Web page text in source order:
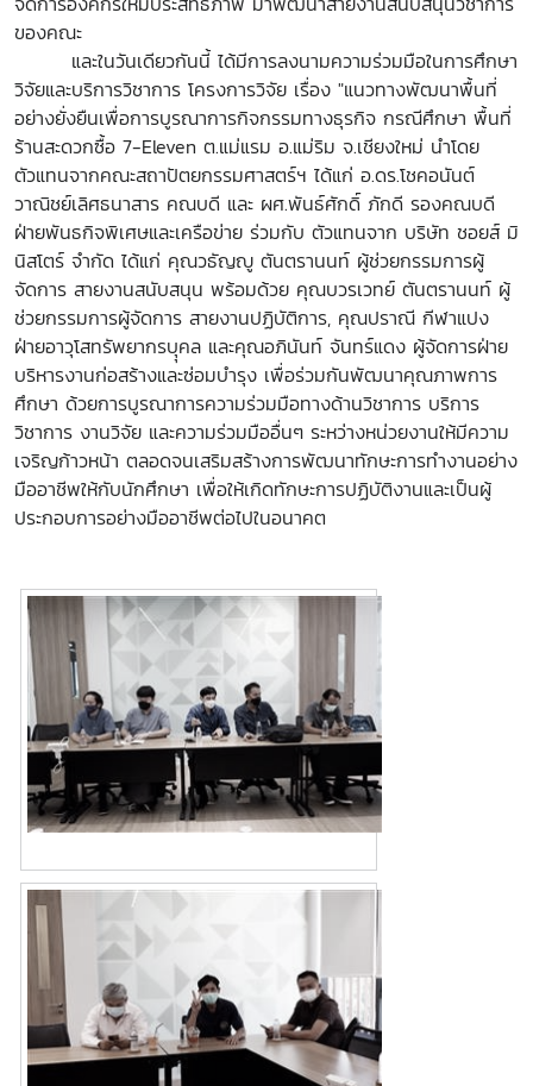
ของคณะ
และในวันเดียวกันนี้ ได้มีการลงนามความร่วมมือในการศึกษา
วิจัยและบริการวิชาการ โครงการวิจัย เรื่อง "แนวทางพัฒนาพื้นที่
อย่างยั่งยืนเพื่อการบูรณาการกิจกรรมทางธุรกิจ กรณีศึกษา พื้นที่
ร้านสะดวกซื้อ 7-Eleven ต.แม่แรม อ.แม่ริม จ.เชียงใหม่ นำโดย
ตัวแทนจากคณะสถาปัตยกรรมศาสตร์ฯ ได้แก่ อ.ดร.โชคอนันต์
วาณิชย์เลิศธนาสาร คณบดี และ ผศ.พันธ์ศักดิ์ ภักดี รองคณบดี
ฝ่ายพันธกิจพิเศษและเครือข่าย ร่วมกับ ตัวแทนจาก บริษัท ชอยส์ มิ
นิสโตร์ จำกัด ได้แก่ คุณวธัญญู ตันตรานนท์ ผู้ช่วยกรรมการผู้
จัดการ สายงานสนับสนุน พร้อมด้วย คุณบวรเวทย์ ตันตรานนท์ ผู้
ช่วยกรรมการผู้จัดการ สายงานปฏิบัติการ, คุณปราณี กีฬาแปง
ฝ่ายอาวุโสทรัพยากรบุุคล และคุณอภินันท์ จันทร์แดง ผู้จัดการฝ่าย
บริหารงานก่อสร้างและซ่อมบำรุง เพื่อร่วมกันพัฒนาคุณภาพการ
ศึกษา ด้วยการบูรณาการความร่วมมือทางด้านวิชาการ บริการ
วิชาการ งานวิจัย และความร่วมมืออื่นๆ ระหว่างหน่วยงานให้มีความ
เจริญก้าวหน้า ตลอดจนเสริมสร้างการพัฒนาทักษะการทำงานอย่าง
มืออาชีพให้กับนักศึกษา เพื่อให้เกิดทักษะการปฏิบัติงานและเป็นผู้
ประกอบการอย่างมืออาชีพต่อไปในอนาคต